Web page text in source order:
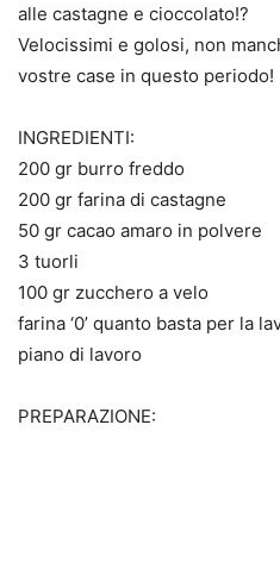
alle castagne e cioccolato!?
Velocissimi e golosi, non
vostre case in questo periodo!
INGREDIENTI:
200 gr burro freddo
200 gr farina di castagne
50 gr cacao amaro in polvere
3 tuorli
100 gr zucchero a velo
farina ‘0’ quanto basta per la
piano di lavoro
PREPARAZIONE: